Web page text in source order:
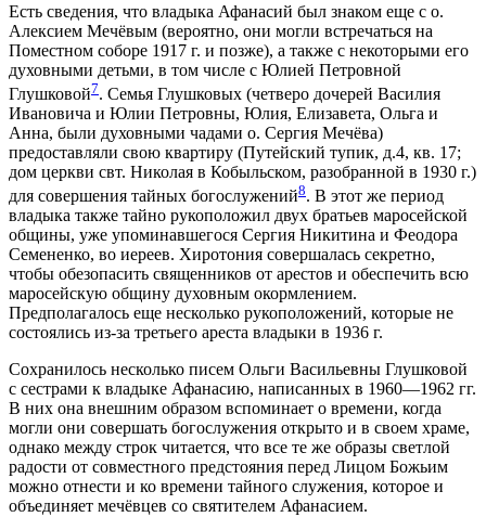
Есть сведения, что владыка Афанасий был знаком еще с о.
Алексием Мечёвым (вероятно, они могли встречаться на
Поместном соборе 1917 г. и позже), а также с некоторыми его
духовными детьми, в том числе с Юлией Петровной
Глушковой7. Семья Глушковых (четверо дочерей Василия
Ивановича и Юлии Петровны, Юлия, Елизавета, Ольга и
Анна, были духовными чадами о. Сергия Мечёва)
предоставляли свою квартиру (Путейский тупик, д.4, кв. 17;
дом церкви свт. Николая в Кобыльском, разобранной в 1930 г.)
для совершения тайных богослужений8. В этот же период
владыка также тайно рукоположил двух братьев маросейской
общины, уже упоминавшегося Сергия Никитина и Феодора
Семененко, во иереев. Хиротония совершалась секретно,
чтобы обезопасить священников от арестов и обеспечить всю
маросейскую общину духовным окормлением.
Предполагалось еще несколько рукоположений, которые не
состоялись из-за третьего ареста владыки в 1936 г.
Сохранилось несколько писем Ольги Васильевны Глушковой
с сестрами к владыке Афанасию, написанных в 1960—1962 гг.
В них она внешним образом вспоминает о времени, когда
могли они совершать богослужения открыто и в своем храме,
однако между строк читается, что все те же образы светлой
радости от совместного предстояния перед Лицом Божьим
можно отнести и ко времени тайного служения, которое и
объединяет мечёвцев со святителем Афанасием.